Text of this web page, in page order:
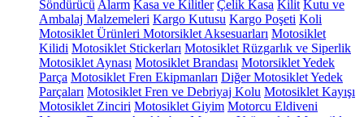
Söndürücü Alarm Kasa ve Kilitler Çelik Kasa Kilit Kutu ve
Ambalaj Malzemeleri Kargo Kutusu Kargo Poşeti Koli
Motosiklet Ürünleri Motorsiklet Aksesuarları Motosiklet
Kilidi Motosiklet Stickerları Motosiklet Rüzgarlık ve Siperlik
Motosiklet Aynası Motosiklet Brandası Motorsiklet Yedek
Parça Motosiklet Fren Ekipmanları Diğer Motosiklet Yedek
Parçaları Motosiklet Fren ve Debriyaj Kolu Motosiklet Kayışı
Motosiklet Zinciri Motosiklet Giyim Motorcu Eldiveni